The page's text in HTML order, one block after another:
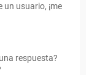
un usuario, ¡me
respuesta?